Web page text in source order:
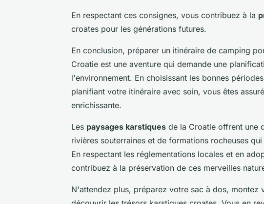
En respectant ces consignes, vous contribuez à la
croates pour les générations futures.
En conclusion, préparer un itinéraire de camping
Croatie est une aventure qui demande une
l'environnement. En choisissant les bonnes
planifiant votre itinéraire avec soin, vous êtes
enrichissante.
Les paysages karstiques de la Croatie offrent une
rivières souterraines et de formations rocheuses
En respectant les réglementations locales et en
contribuez à la préservation de ces merveilles
N'attendez plus, préparez votre sac à dos, montez